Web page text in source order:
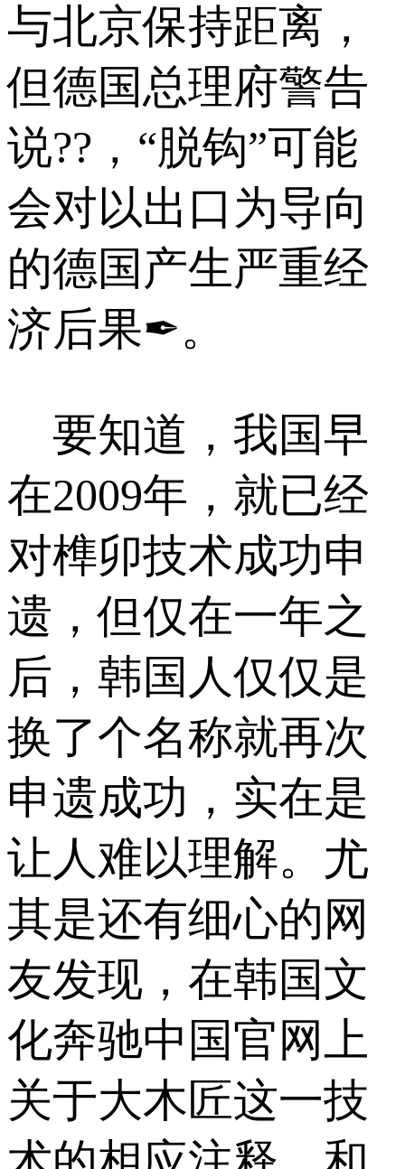
与北京保持距离，
但德国总理府警告
说??，“脱钩”可能
会对以出口为导向
的德国产生严重经
济后果✒。
要知道，我国早
在2009年，就已经
对榫卯技术成功申
遗，但仅在一年之
后，韩国人仅仅是
换了个名称就再次
申遗成功，实在是
让人难以理解。尤
其是还有细心的网
友发现，在韩国文
化奔驰中国官网上
关于大木匠这一技